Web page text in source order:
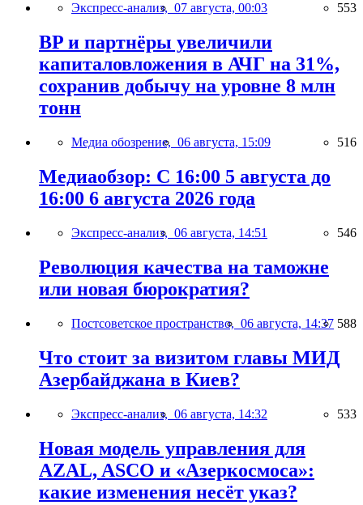
Экспресс-анализ, 07 августа, 00:03 553
BP и партнёры увеличили
капиталовложения в АЧГ на 31%,
сохранив добычу на уровне 8 млн
тонн
Медиа обозрение, 06 августа, 15:09 516
Медиаобзор: С 16:00 5 августа до
16:00 6 августа 2026 года
Экспресс-анализ, 06 августа, 14:51 546
Революция качества на таможне
или новая бюрократия?
Постсоветское пространство, 06 августа, 14:37 588
Что стоит за визитом главы МИД
Азербайджана в Киев?
Экспресс-анализ, 06 августа, 14:32 533
Новая модель управления для
AZAL, ASCO и «Азеркосмоса»:
какие изменения несёт указ?